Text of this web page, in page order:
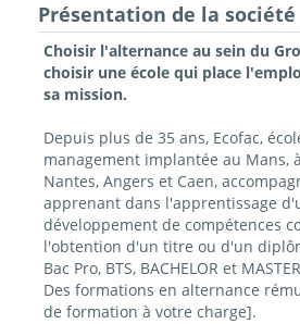
Présentation de la société
Choisir l'alternance au sein du
choisir une école qui place
sa mission.
Depuis plus de 35 ans, Ecofac,
management implantée au Mans,
Nantes, Angers et Caen,
apprenant dans l'apprentissage
développement de compétences
l'obtention d'un titre ou d'un
Bac Pro, BTS, BACHELOR et
Des formations en alternance
de formation à votre charge].